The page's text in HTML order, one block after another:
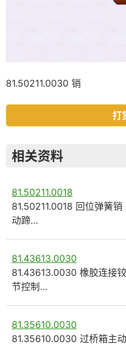
81.50211.0030 销
打
相关资料
81.50211.0018
81.50211.0018 回位弹簧
动蹄…
81.43613.0030
81.43613.0030 橡胶连接
节控制…
81.35610.0030
81.35610.0030 过桥箱主